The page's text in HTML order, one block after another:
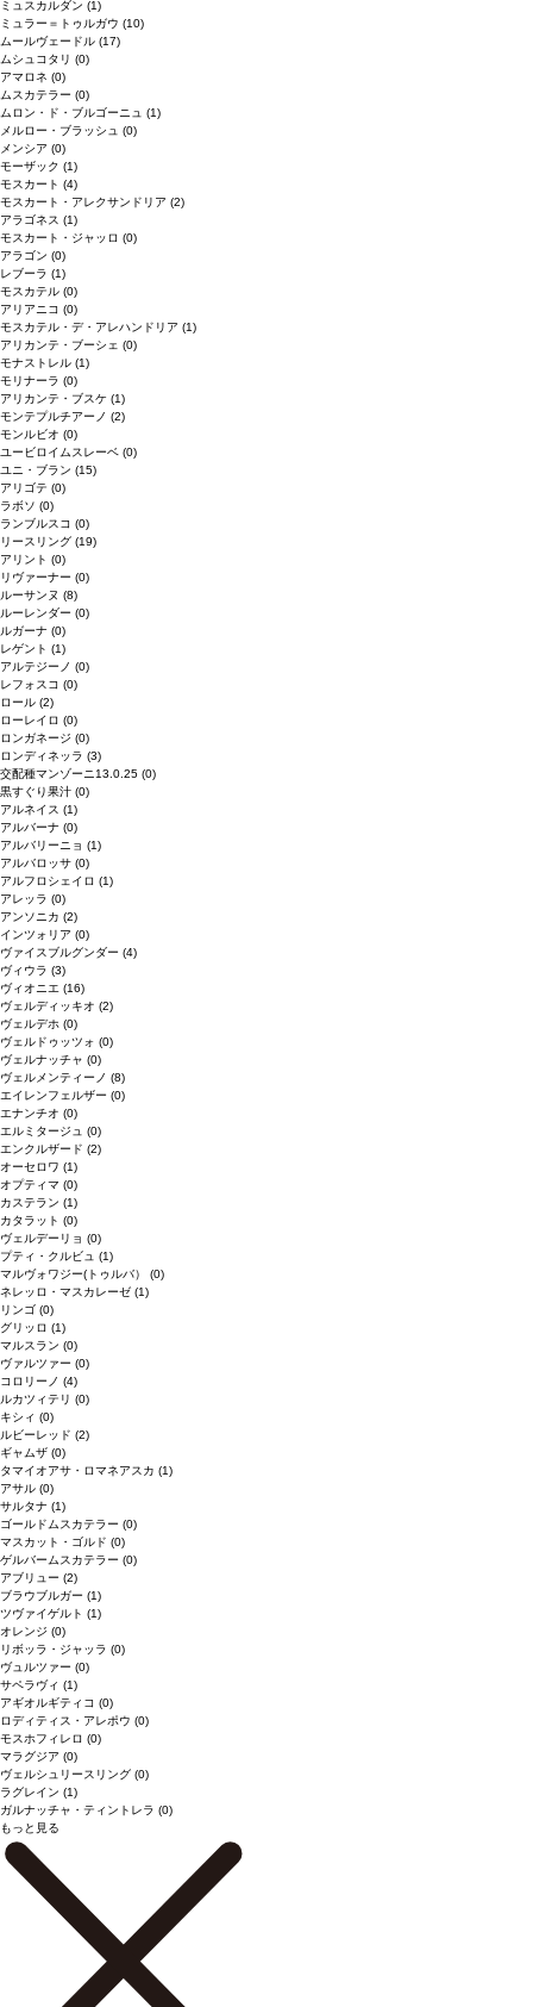
ミュスカルダン (1)
ミュラー＝トゥルガウ (10)
ムールヴェードル (17)
ムシュコタリ (0)
アマロネ (0)
ムスカテラー (0)
ムロン・ド・ブルゴーニュ (1)
メルロー・ブラッシュ (0)
メンシア (0)
モーザック (1)
モスカート (4)
モスカート・アレクサンドリア (2)
アラゴネス (1)
モスカート・ジャッロ (0)
アラゴン (0)
レブーラ (1)
モスカテル (0)
アリアニコ (0)
モスカテル・デ・アレハンドリア (1)
アリカンテ・ブーシェ (0)
モナストレル (1)
モリナーラ (0)
アリカンテ・ブスケ (1)
モンテプルチアーノ (2)
モンルビオ (0)
ユービロイムスレーベ (0)
ユニ・ブラン (15)
アリゴテ (0)
ラボソ (0)
ランブルスコ (0)
リースリング (19)
アリント (0)
リヴァーナー (0)
ルーサンヌ (8)
ルーレンダー (0)
ルガーナ (0)
レゲント (1)
アルテジーノ (0)
レフォスコ (0)
ロール (2)
ローレイロ (0)
ロンガネージ (0)
ロンディネッラ (3)
交配種マンゾーニ13.0.25 (0)
黒すぐり果汁 (0)
アルネイス (1)
アルバーナ (0)
アルバリーニョ (1)
アルバロッサ (0)
アルフロシェイロ (1)
アレッラ (0)
アンソニカ (2)
インツォリア (0)
ヴァイスブルグンダー (4)
ヴィウラ (3)
ヴィオニエ (16)
ヴェルディッキオ (2)
ヴェルデホ (0)
ヴェルドゥッツォ (0)
ヴェルナッチャ (0)
ヴェルメンティーノ (8)
エイレンフェルザー (0)
エナンチオ (0)
エルミタージュ (0)
エンクルザード (2)
オーセロワ (1)
オプティマ (0)
カステラン (1)
カタラット (0)
ヴェルデーリョ (0)
プティ・クルビュ (1)
マルヴォワジー(トゥルバ） (0)
ネレッロ・マスカレーゼ (1)
リンゴ (0)
グリッロ (1)
マルスラン (0)
ヴァルツァー (0)
コロリーノ (4)
ルカツィテリ (0)
キシィ (0)
ルビーレッド (2)
ギャムザ (0)
タマイオアサ・ロマネアスカ (1)
アサル (0)
サルタナ (1)
ゴールドムスカテラー (0)
マスカット・ゴルド (0)
ゲルバームスカテラー (0)
アブリュー (2)
ブラウブルガー (1)
ツヴァイゲルト (1)
オレンジ (0)
リボッラ・ジャッラ (0)
ヴュルツァー (0)
サペラヴィ (1)
アギオルギティコ (0)
ロディティス・アレポウ (0)
モスホフィレロ (0)
マラグジア (0)
ヴェルシュリースリング (0)
ラグレイン (1)
ガルナッチャ・ティントレラ (0)
もっと見る